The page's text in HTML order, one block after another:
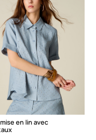
en lin avec